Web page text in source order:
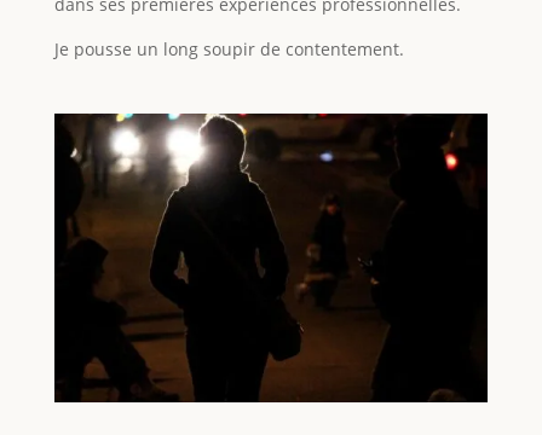
Je pousse un long soupir de contentement.